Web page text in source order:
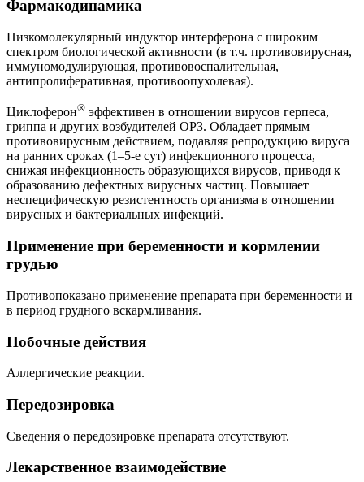
Фармакодинамика
Низкомолекулярный индуктор интерферона с широким
спектром биологической активности (в т.ч. противовирусная,
иммуномодулирующая, противовоспалительная,
антипролиферативная, противоопухолевая).
Циклоферон® эффективен в отношении вирусов герпеса,
гриппа и других возбудителей ОРЗ. Обладает прямым
противовирусным действием, подавляя репродукцию вируса
на ранних сроках (1–5-е сут) инфекционного процесса,
снижая инфекционность образующихся вирусов, приводя к
образованию дефектных вирусных частиц. Повышает
неспецифическую резистентность организма в отношении
вирусных и бактериальных инфекций.
Применение при беременности и кормлении
грудью
Противопоказано применение препарата при беременности и
в период грудного вскармливания.
Побочные действия
Аллергические реакции.
Передозировка
Сведения о передозировке препарата отсутствуют.
Лекарственное взаимодействие